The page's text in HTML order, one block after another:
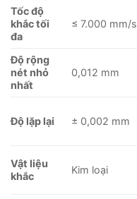
Tốc độ
khắc tối
đa
≤ 7.000 mm/s
Độ rộng
nét nhỏ
nhất
0,012 mm
Độ lặp lại ± 0,002 mm
Vật liệu
khắc
Kim loại